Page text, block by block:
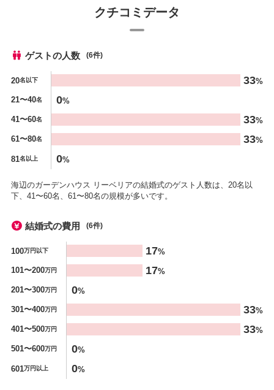
クチコミデータ
ゲストの人数 (6件)
人数
20名以下 33%
21〜40名 0%
41〜60名 33%
61〜80名 33%
81名以上 0%
海辺のガーデンハウス リーベリアの結婚式のゲスト人数は、20名以
下、41〜60名、61〜80名の規模が多いです。
結婚式の費用 (6件)
金額
100万円以下 17%
101〜200万円 17%
201〜300万円 0%
301〜400万円 33%
401〜500万円 33%
501〜600万円 0%
601万円以上 0%